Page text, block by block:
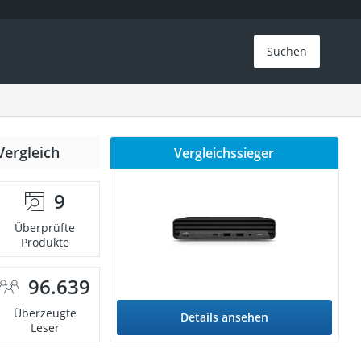
Suchen
9
Überprüfte
Produkte
96.639
Überzeugte
Leser
Vergleichssieger
Details ansehen